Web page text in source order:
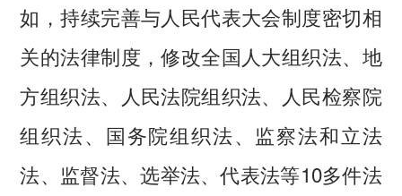
如，持续完善与人民代表大会制度密切相
关的法律制度，修改全国人大组织法、地
方组织法、人民法院组织法、人民检察院
组织法、国务院组织法、监察法和立法
法、监督法、选举法、代表法等10多件法